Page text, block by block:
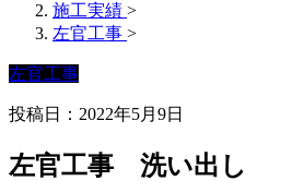
施工実績 >
左官工事 >
左官工事
投稿日：2022年5月9日
左官工事 洗い出し